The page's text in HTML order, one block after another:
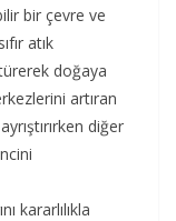
bir çevre ve
atık
doğaya
artıran
diğer
kararlılıkla